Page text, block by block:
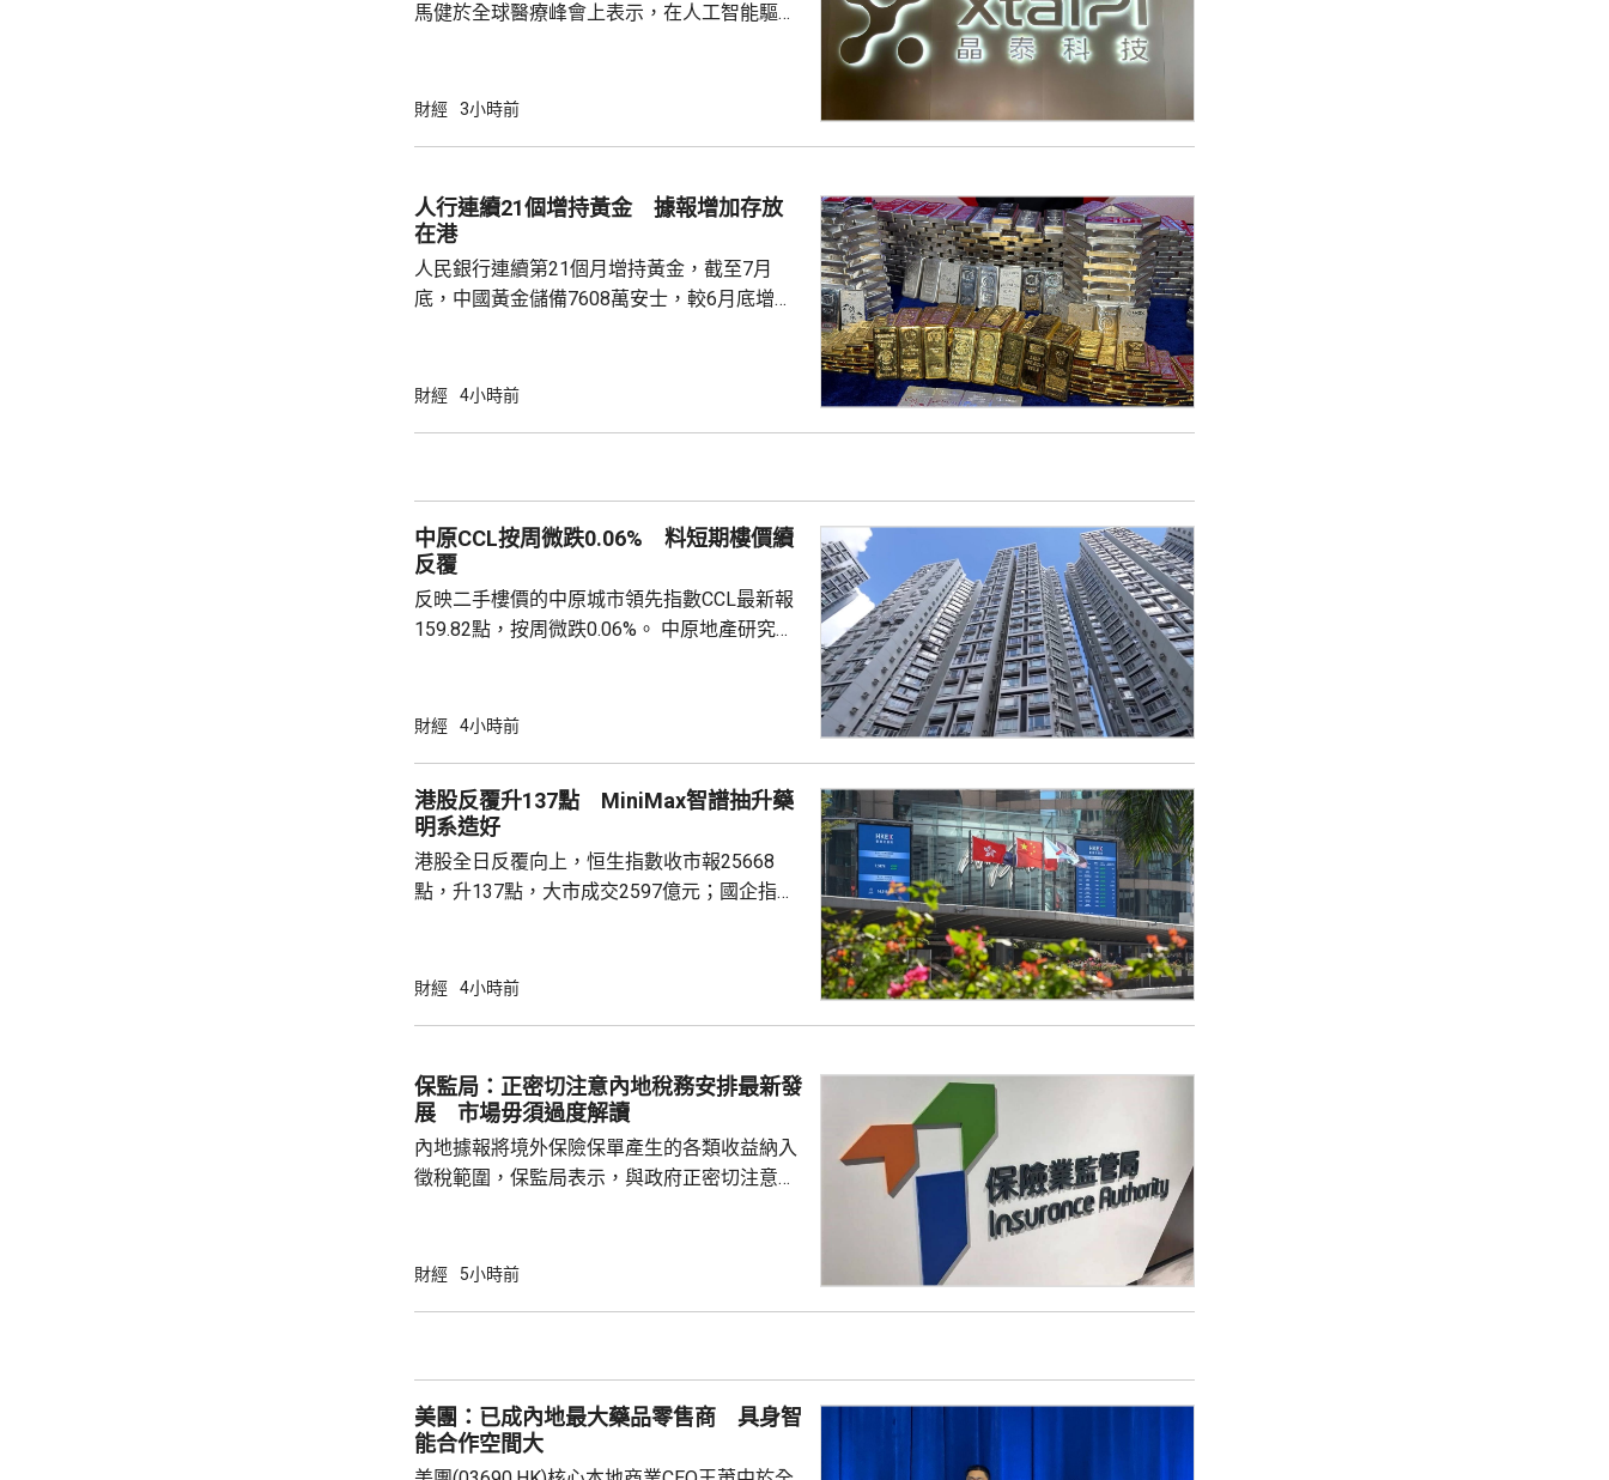
馬健於全球醫療峰會上表示，在人工智能驅動
需要降決不少跨尺度的複雜科學問題。他又
力整合為Genius Agent，能調度專家技能與真
實實驗和基礎設施，完成真正的科研項目，並
已...
財經 3小時前
人行連續21個增持黃金 據報增加存放
在港
人民銀行連續第21個月增持黃金，截至7月
底，中國黃金儲備7608萬安士，較6月底增加
金，將可助力支持香港成為主要的黃金交易中
動試運行的黃金清算系統。人行行長潘功勝在
啟動儀式表示，將繼續提高國...
財經 4小時前
中原CCL按周微跌0.06% 料短期樓價續
反覆
反映二手樓價的中原城市領先指數CCL最新報
159.82點，按周微跌0.06%。 中原地產研究部
強硬，造成拉鋸局面，致成交量減少，樓價出
點，未有轉勢向下。她指，近期內地接連執行
多項資金管理措施令股市波動，業主買家均轉
趨觀望，部分業主...
財經 4小時前
港股反覆升137點 MiniMax智譜抽升藥
明系造好
港股全日反覆向上，恒生指數收市報25668
點，升137點，大市成交2597億元；國企指數
股急升，MiniMax(00100.HK)升近1成，報
元。 其他AI相關股亦造好，兆易創新(0398...
財經 4小時前
保監局：正密切注意內地稅務安排最新發
展 市場毋須過度解讀
內地據報將境外保險保單產生的各類收益納入
徵稅範圍，保監局表示，與政府正密切注意內
境外投資收益必須依法申報及繳稅的要求一直
承等專業服務，相信對內地客戶有一定吸引
力。 香港保險業聯會表示，截至目前為...
財經 5小時前
美團：已成內地最大藥品零售商 具身智
能合作空間大